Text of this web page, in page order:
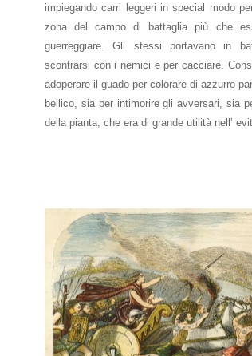
impiegando carri leggeri in special modo
zona del campo di battaglia più che
guerreggiare. Gli stessi portavano in
scontrarsi con i nemici e per cacciare.
adoperare il guado per colorare di azzurro
bellico, sia per intimorire gli avversari, sia
della pianta, che era di grande utilità nell’